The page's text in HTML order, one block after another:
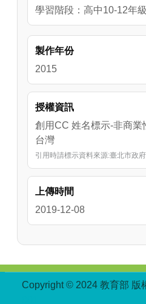
學習階段：高中10-12年
製作年份
2015
授權資訊
創用CC 姓名標示-非商業
台灣
引用時請標示資料來源:臺北市政
上傳時間
2019-12-08
Copyright © 2024 教育部 版